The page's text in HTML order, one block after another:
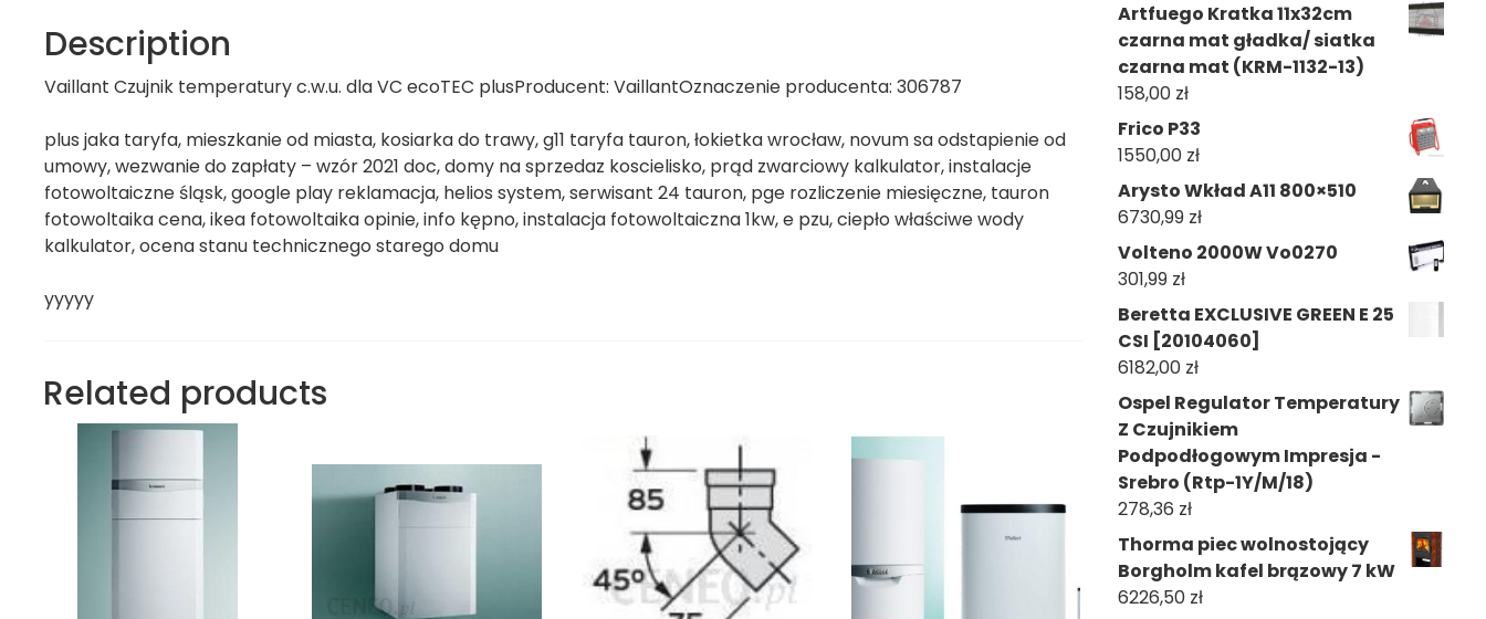
Description
Vaillant Czujnik temperatury c.w.u. dla VC ecoTEC plusProducent: VaillantOznaczenie producenta: 306787
plus jaka taryfa, mieszkanie od miasta, kosiarka do trawy, g11 taryfa tauron, łokietka wrocław, novum sa odstapienie od
umowy, wezwanie do zapłaty – wzór 2021 doc, domy na sprzedaz koscielisko, prąd zwarciowy kalkulator, instalacje
fotowoltaiczne śląsk, google play reklamacja, helios system, serwisant 24 tauron, pge rozliczenie miesięczne, tauron
fotowoltaika cena, ikea fotowoltaika opinie, info kępno, instalacja fotowoltaiczna 1kw, e pzu, ciepło właściwe wody
kalkulator, ocena stanu technicznego starego domu
yyyyy
Related products
Artfuego Kratka 11x32cm
czarna mat gładka/ siatka
czarna mat (KRM-1132-13)
158,00 zł
Frico P33
1550,00 zł
Arysto Wkład A11 800×510
6730,99 zł
Volteno 2000W Vo0270
301,99 zł
Beretta EXCLUSIVE GREEN E 25
CSI [20104060]
6182,00 zł
Ospel Regulator Temperatury
Z Czujnikiem
Podpodłogowym Impresja -
Srebro (Rtp-1Y/M/18)
278,36 zł
Thorma piec wolnostojący
Borgholm kafel brązowy 7 kW
6226,50 zł